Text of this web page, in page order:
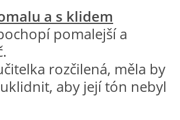
- JARO
- LÉTO
- PODZIM
a s klidem
pomalejší a
rozčilená, měla by
aby její tón nebyl